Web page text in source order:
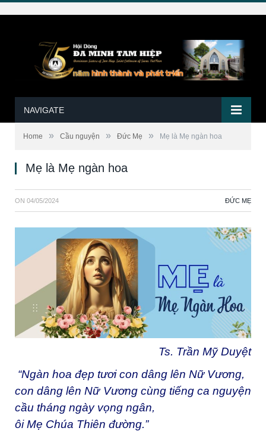
NAVIGATE
Home » Cầu nguyện » Đức Mẹ » Mẹ là Mẹ ngàn hoa
Mẹ là Mẹ ngàn hoa
ON 04/05/2024 ĐỨC MẸ
Ts. Trần Mỹ Duyệt
“Ngàn hoa đẹp tươi con dâng lên Nữ Vương,
con dâng lên Nữ Vương cùng tiếng ca nguyện
cầu tháng ngày vọng ngân,
ôi Mẹ Chúa Thiên đường.”